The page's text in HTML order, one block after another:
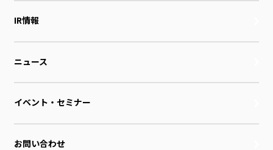
IR情報
ニュース
イベント・セミナー
お問い合わせ